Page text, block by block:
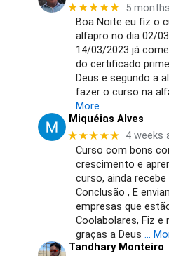
★★★★★ 5
Boa Noite eu fiz o
alfapro no dia 02/
14/03/2023 já
do certificado
Deus e segundo a
fazer o curso na
More
Miquéias Alves
★★★★★ 4 weeks
Curso com bons
crescimento e
curso, ainda
Conclusão , E
empresas que
Coolabolares, Fiz e
graças a Deus …
Tandhary Monteiro